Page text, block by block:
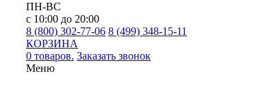
ПН-ВС
с 10:00 до 20:00
8 (800) 302-77-06 8 (499) 348-15-11
КОРЗИНА
0 товаров. Заказать звонок
Меню